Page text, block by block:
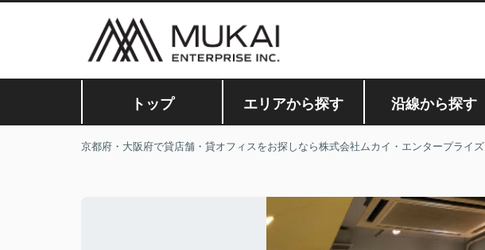
トップ エリアから探す 沿線から探す
京都府・大阪府で貸店舗・貸オフィスをお探しなら株式会社ムカイ・エンタープライズ